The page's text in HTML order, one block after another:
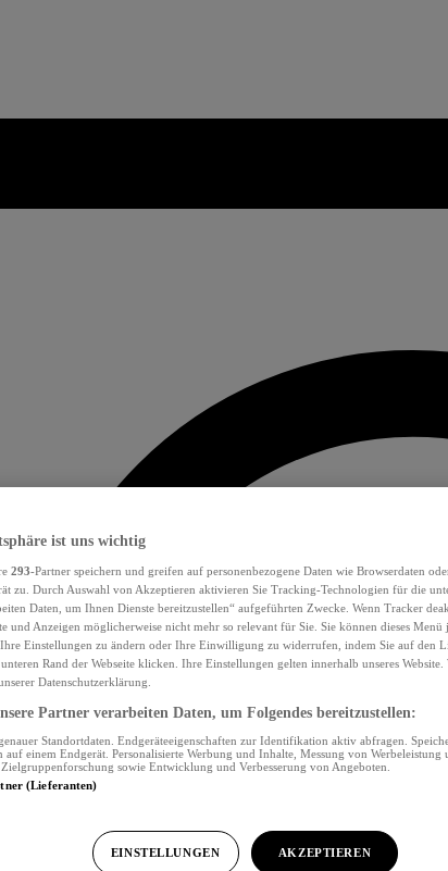
ist uns wichtig
293-Partner speichern und greifen auf personenbezogene Daten wie Browserdaten
zu. Durch Auswahl von Akzeptieren aktivieren Sie Tracking-Technologien für die
Daten, um Ihnen Dienste bereitzustellen“ aufgeführten Zwecke. Wenn Tracker
und Anzeigen möglicherweise nicht mehr so relevant für Sie. Sie können dieses Menü
Einstellungen zu ändern oder Ihre Einwilligung zu widerrufen, indem Sie auf den
Rand der Webseite klicken. Ihre Einstellungen gelten innerhalb unseres
Datenschutzerklärung.
Partner verarbeiten Daten, um Folgendes bereitzustellen:
Standortdaten. Endgeräteeigenschaften zur Identifikation aktiv abfragen.
einem Endgerät. Personalisierte Werbung und Inhalte, Messung von Werbeleistung
sowie Entwicklung und Verbesserung von Angeboten.
(Lieferanten)
EINSTELLUNGEN AKZEPTIEREN